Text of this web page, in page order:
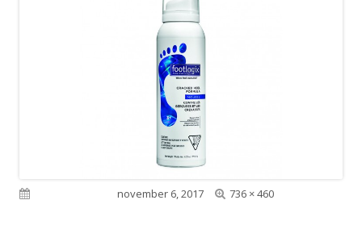
Gepubliceerd opnovember 6, 2017
Volledige
736 × 460